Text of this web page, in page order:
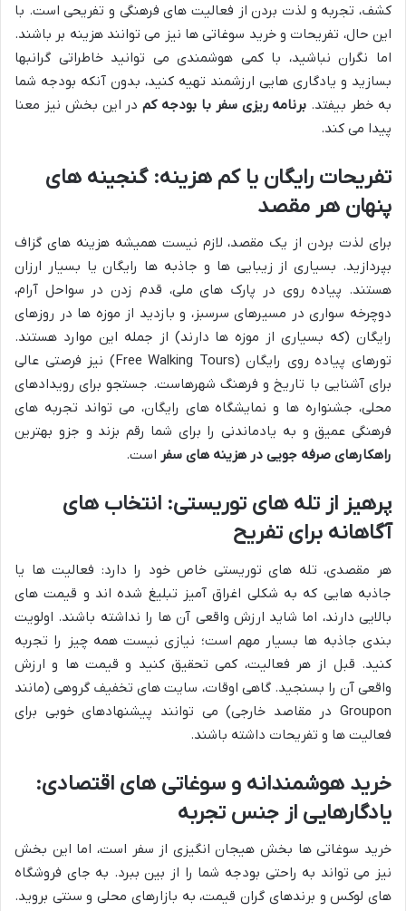
کشف، تجربه و لذت بردن از فعالیت های فرهنگی و تفریحی است. با
این حال، تفریحات و خرید سوغاتی ها نیز می توانند هزینه بر باشند.
اما نگران نباشید، با کمی هوشمندی می توانید خاطراتی گرانبها
بسازید و یادگاری هایی ارزشمند تهیه کنید، بدون آنکه بودجه شما
به خطر بیفتد. برنامه ریزی سفر با بودجه کمدر این بخش نیز معنا
پیدا می کند.
تفریحات رایگان یا کم هزینه: گنجینه های
پنهان هر مقصد
برای لذت بردن از یک مقصد، لازم نیست همیشه هزینه های گزاف
بپردازید. بسیاری از زیبایی ها و جاذبه ها رایگان یا بسیار ارزان
هستند. پیاده روی در پارک های ملی، قدم زدن در سواحل آرام،
دوچرخه سواری در مسیرهای سرسبز، و بازدید از موزه ها در روزهای
رایگان (که بسیاری از موزه ها دارند) از جمله این موارد هستند.
تورهای پیاده روی رایگان (Free Walking Tours) نیز فرصتی عالی
برای آشنایی با تاریخ و فرهنگ شهرهاست. جستجو برای رویدادهای
محلی، جشنواره ها و نمایشگاه های رایگان، می تواند تجربه های
فرهنگی عمیق و به یادماندنی را برای شما رقم بزند و جزو بهترین
راهکارهای صرفه جویی در هزینه های سفر است.
پرهیز از تله های توریستی: انتخاب های
آگاهانه برای تفریح
هر مقصدی، تله های توریستی خاص خود را دارد: فعالیت ها یا
جاذبه هایی که به شکلی اغراق آمیز تبلیغ شده اند و قیمت های
بالایی دارند، اما شاید ارزش واقعی آن ها را نداشته باشند. اولویت
بندی جاذبه ها بسیار مهم است؛ نیازی نیست همه چیز را تجربه
کنید. قبل از هر فعالیت، کمی تحقیق کنید و قیمت ها و ارزش
واقعی آن را بسنجید. گاهی اوقات، سایت های تخفیف گروهی (مانند
Groupon در مقاصد خارجی) می توانند پیشنهادهای خوبی برای
فعالیت ها و تفریحات داشته باشند.
خرید هوشمندانه و سوغاتی های اقتصادی:
یادگارهایی از جنس تجربه
خرید سوغاتی ها بخش هیجان انگیزی از سفر است، اما این بخش
نیز می تواند به راحتی بودجه شما را از بین ببرد. به جای فروشگاه
های لوکس و برندهای گران قیمت، به بازارهای محلی و سنتی بروید.